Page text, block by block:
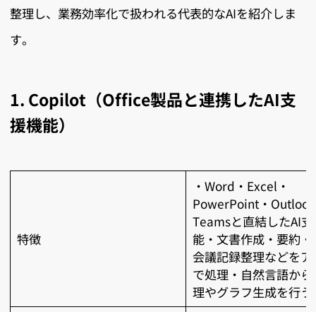
整理し、業務効率化で扱われる代表的なAIを紹介しま
す。
1. Copilot（Office製品と連携したAI支
援機能）
特徴
・Word・Excel・
PowerPoint・
Teamsと直結したAI
能・文書作成・要約・
会議記録整理などをア
で処理・自然言語か
理やグラフ生成を行う